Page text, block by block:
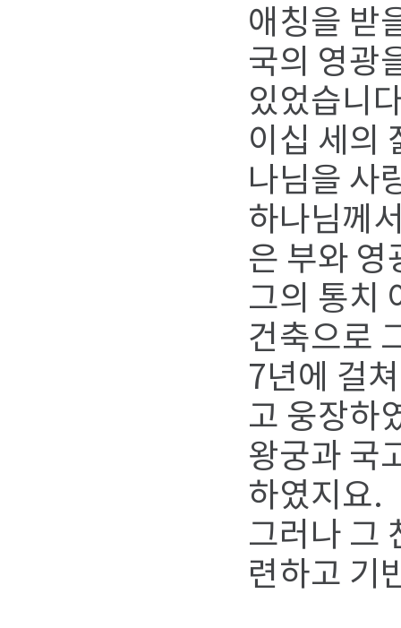
애칭을 받
국의 영광
있었습니
이십 세의
나님을 사
하나님께
은 부와 영
그의 통치
건축으로
7년에 걸
고 웅장하
왕궁과 국
하였지요.
그러나 그
련하고 기